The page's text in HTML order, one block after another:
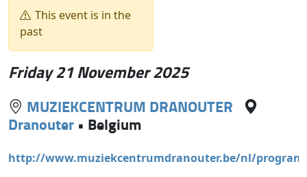
This event is in the
past
Friday 21 November 2025
MUZIEKCENTRUM DRANOUTER
Dranouter • Belgium
http://www.muziekcentrumdranouter.be/nl/